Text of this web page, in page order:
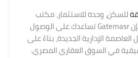
للسكن، وحدة للاستثمار، مكتب
إداري، أو محل تجاري، فإن Gatemasr تساعدك على الوصول
العاصمة الإدارية الجديدة، بناءً على
في السوق العقاري المصري.